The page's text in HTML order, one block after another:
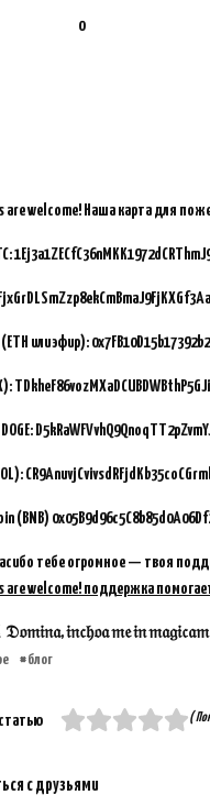
0
are welcome! Наша карта для
или эфир):
(BNB)
тебе огромное — твоя
are welcome! поддержка
𝔇𝔬𝔪𝔦𝔫𝔞, 𝔦𝔫𝔠𝔥𝔬𝔞 𝔪𝔢 𝔦𝔫 𝔪𝔞𝔤𝔦𝔠𝔞𝔪
блог
(
с друзьями